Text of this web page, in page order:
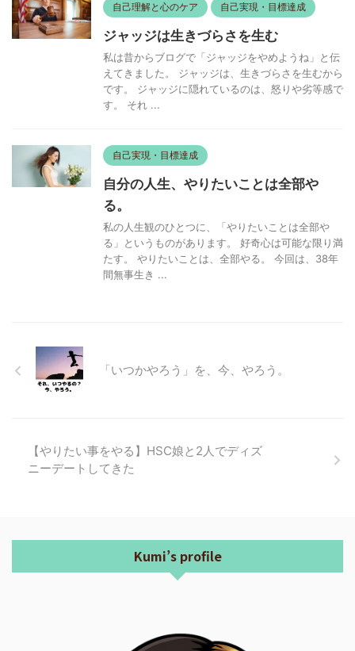
自己理解と心のケア 自己実現・目標達成
ジャッジは生きづらさを生む
私は昔からブログで「ジャッジをやめようね」と伝
えてきました。 ジャッジは、生きづらさを生むから
です。 ジャッジに隠れているのは、怒りや劣等感で
す。 それ ...
自己実現・目標達成
自分の人生、やりたいことは全部や
る。
私の人生観のひとつに、「やりたいことは全部や
る」というものがあります。 好奇心は可能な限り満
たす。 やりたいことは、全部やる。 今回は、38年
間無事生き ...
「いつかやろう」を、今、やろう。
【やりたい事をやる】HSC娘と2人でディ
ズニーデートしてきた
Kumi’s profile